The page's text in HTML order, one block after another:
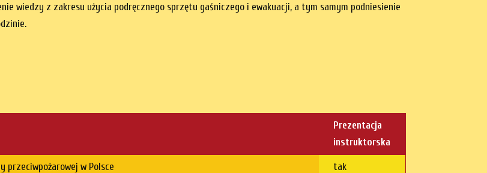
wiedzy z zakresu użycia podręcznego sprzętu gaśniczego i ewakuacji, a tym samym podniesienie
Prezentacja
instruktorska
przeciwpożarowej w Polsce tak